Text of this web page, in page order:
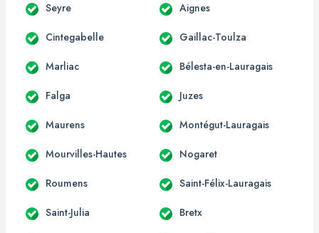
Seyre Aignes
Cintegabelle Gaillac-Toulza
Marliac Bélesta-en-Lauragais
Falga Juzes
Maurens Montégut-Lauragais
Mourvilles-Hautes Nogaret
Roumens Saint-Félix-Lauragais
Saint-Julia Bretx